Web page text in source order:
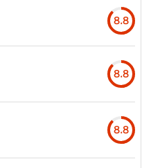
8.8
8.8
8.8